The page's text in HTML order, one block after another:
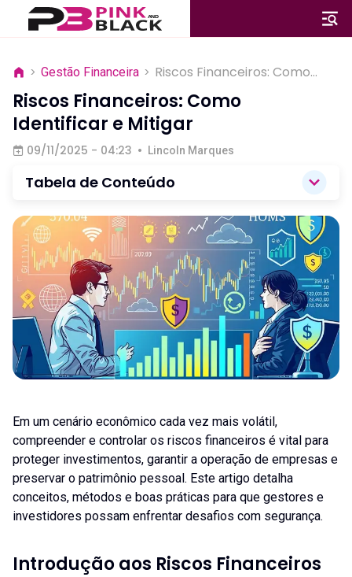
> Gestão Financeira > Riscos Financeiros: Como
Identificar e Mitigar
Riscos Financeiros: Como
Identificar e Mitigar
09/11/2025 - 04:23 • Lincoln Marques
Tabela de Conteúdo
Em um cenário econômico cada vez mais volátil,
compreender e controlar os riscos financeiros é vital para
proteger investimentos, garantir a operação de empresas e
preservar o patrimônio pessoal. Este artigo detalha
conceitos, métodos e boas práticas para que gestores e
investidores possam enfrentar desafios com segurança.
Introdução aos Riscos Financeiros